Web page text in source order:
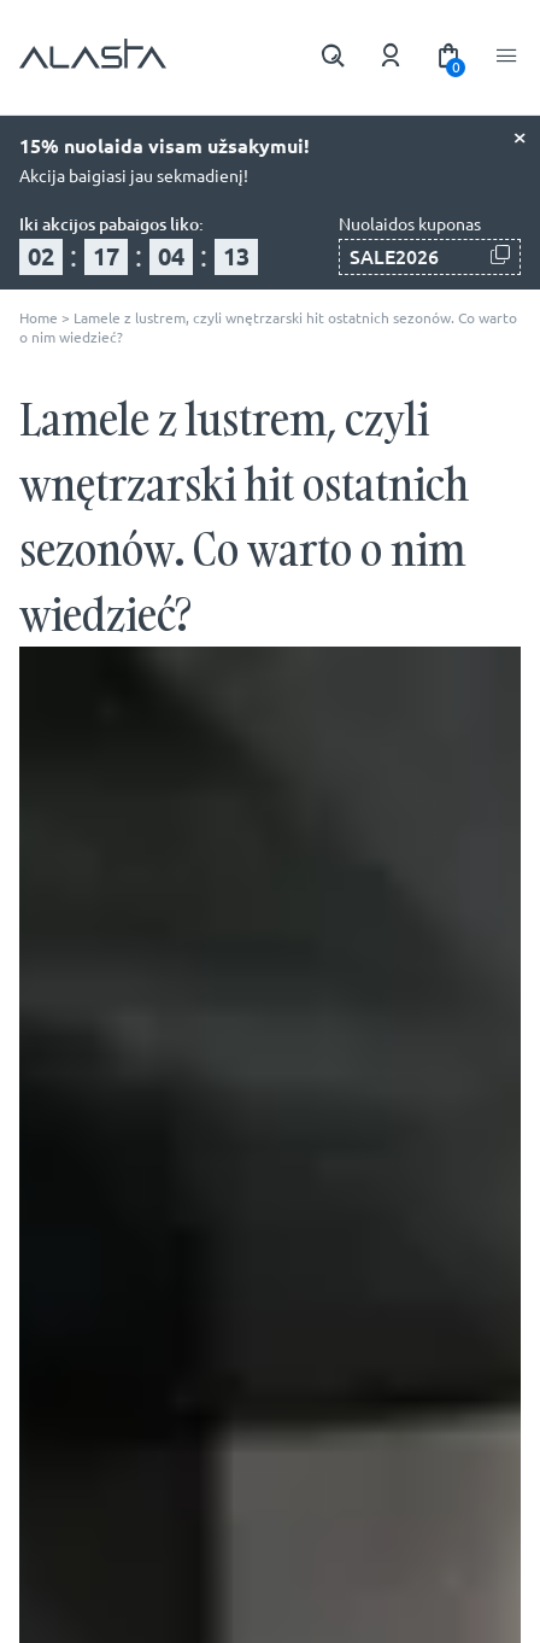
0
×
15% nuolaida visam užsakymui!
Akcija baigiasi jau sekmadienį!
Iki akcijos pabaigos liko:
02 : 17 : 04 : 12
Nuolaidos kuponas
SALE2026
Home > Lamele z lustrem, czyli wnętrzarski hit ostatnich sezonów. Co warto
o nim wiedzieć?
Lamele z lustrem, czyli
wnętrzarski hit ostatnich
sezonów. Co warto o nim
wiedzieć?